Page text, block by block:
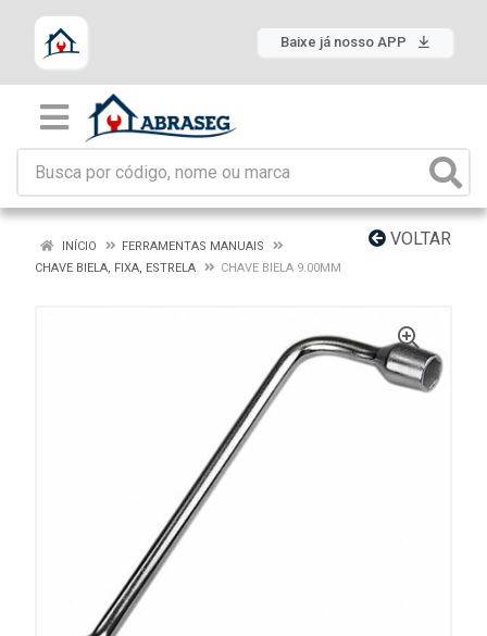
Baixe já nosso APP
VOLTAR
INÍCIO
FERRAMENTAS MANUAIS
CHAVE BIELA, FIXA, ESTRELA
CHAVE BIELA 9.00MM